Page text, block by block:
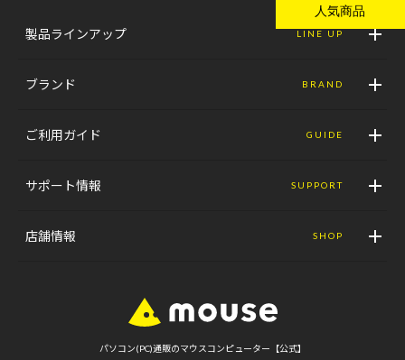
製品ラインアップ LINE UP
ブランド BRAND
ご利用ガイド GUIDE
サポート情報 SUPPORT
店舗情報 SHOP
パソコン(PC)通販のマウスコンピューター【公式】